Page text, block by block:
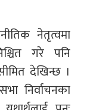
नेतृत्वमा
गरे पनि
देखिन्छ ।
निर्वाचनका